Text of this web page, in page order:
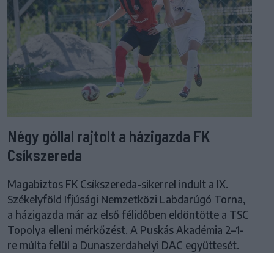
Négy góllal rajtolt a házigazda FK
Csíkszereda
Magabiztos FK Csíkszereda-sikerrel indult a IX.
Székelyföld Ifjúsági Nemzetközi Labdarúgó Torna,
a házigazda már az első félidőben eldöntötte a TSC
Topolya elleni mérkőzést. A Puskás Akadémia 2–1-
re múlta felül a Dunaszerdahelyi DAC együttesét.